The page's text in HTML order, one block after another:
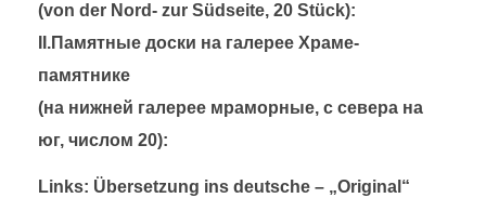
(von der Nord- zur Südseite, 20 Stück):
II.Памятные доски на галерее Храме-
памятнике
(на нижней галерее мраморные, с севера на
юг, числом 20):
Links: Übersetzung ins deutsche – „Original“